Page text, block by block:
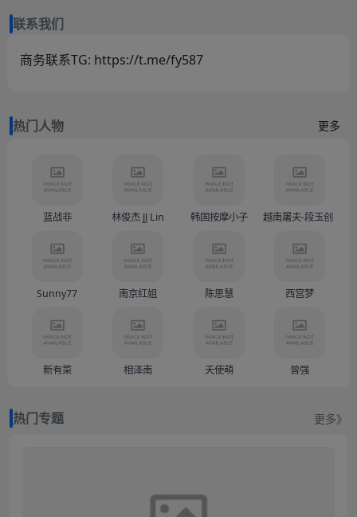
联系我们
商务联系TG: https://t.me/fy587
热门人物 更多
蓝战非 林俊杰 JJ Lin 韩国按摩小子 越南屠夫-段玉创（
Sunny77 南京红姐 陈思慧 西宫梦
新有菜 相泽南 天使萌 曾强
热门专题 更多》